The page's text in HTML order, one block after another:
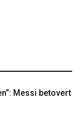
Messi betovert